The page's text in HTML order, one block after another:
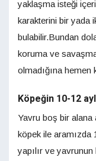
yaklaşma isteği
karakterini bir yada
bulabilir.Bundan
koruma ve
olmadığına hemen
Köpeğin 10-12
Yavru boş bir alana
köpek ile aramızda
yapılır ve